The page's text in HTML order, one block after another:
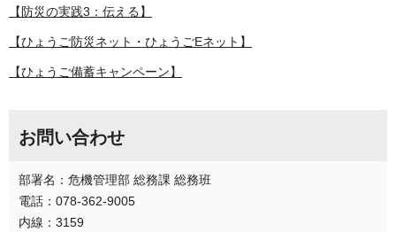
【防災の実践3：伝える】
【ひょうご防災ネット・ひょうごEネット】
【ひょうご備蓄キャンペーン】
お問い合わせ
部署名：危機管理部 総務課 総務班
電話：078-362-9005
内線：3159